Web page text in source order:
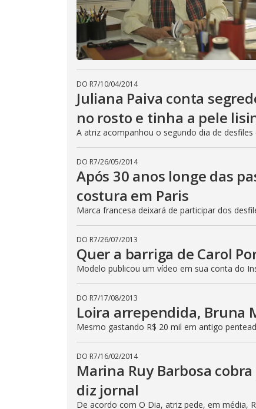
DO R7/10/04/2014
Juliana Paiva conta
no rosto e tinha a pele
A atriz acompanhou o segundo dia de desfiles
DO R7/26/05/2014
Após 30 anos longe das
costura em Paris
Marca francesa deixará de participar dos
DO R7/26/07/2013
Quer a barriga de Carol
Modelo publicou um vídeo em sua conta do
DO R7/17/08/2013
Loira arrependida, Bruna
Mesmo gastando R$ 20 mil em antigo
DO R7/16/02/2014
Marina Ruy Barbosa
diz jornal
De acordo com O Dia, atriz pede, em média,